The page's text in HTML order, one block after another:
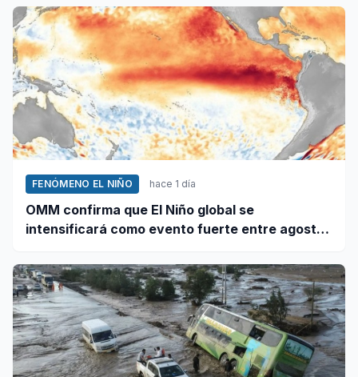
FENÓMENO EL NIÑO hace 1 día
OMM confirma que El Niño global se
intensificará como evento fuerte entre agosto